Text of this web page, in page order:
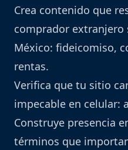
Crea contenido que
comprador extranjero
México: fideicomiso,
rentas.
Verifica que tu sitio
impecable en celular:
Construye presencia
términos que